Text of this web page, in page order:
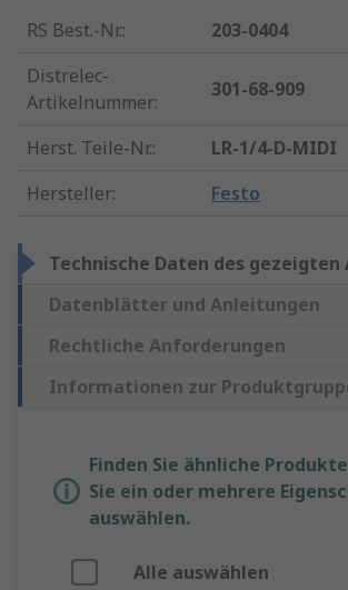
RS Best.-Nr.:
203-0404
Distrelec-
Artikelnummer:
301-68-909
Herst. Teile-Nr.:
LR-1/4-D-MIDI
Hersteller: Festo
Technische Daten des
Datenblätter und Anleitungen
Rechtliche Anforderungen
Informationen zur
Finden Sie ähnliche
Sie ein oder mehrere
auswählen.
Alle auswählen